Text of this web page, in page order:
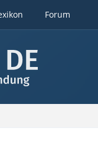
Forum